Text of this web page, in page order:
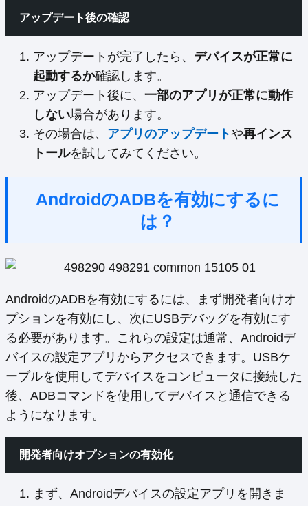
アップデート後の確認
アップデートが完了したら、 デバイスが正常に
起動するか確認します。
アップデート後に、 一部のアプリが正常に動作
しない場合があります。
その場合は、 アプリのアップデートや再インス
トールを試してみてください。
AndroidのADBを有効にするに
は？
AndroidのADBを有効にするには、まず開発者向けオ
プションを有効にし、次にUSBデバッグを有効にす
る必要があります。これらの設定は通常、Androidデ
バイスの設定アプリからアクセスできます。USBケ
ーブルを使用してデバイスをコンピュータに接続した
後、ADBコマンドを使用してデバイスと通信できる
ようになります。
開発者向けオプションの有効化
まず、Androidデバイスの設定アプリを開きま